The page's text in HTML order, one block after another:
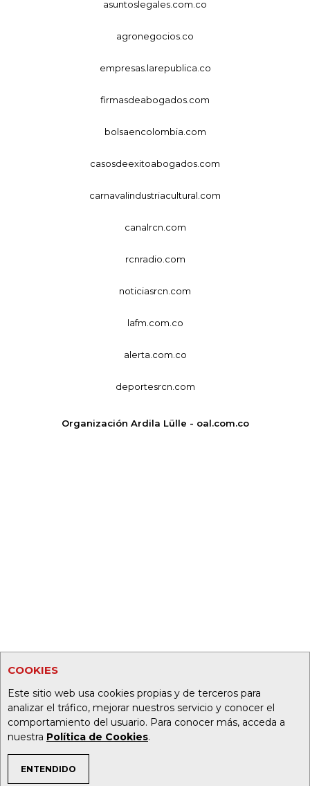
COOKIES
Este sitio web usa cookies propias y de terceros para
analizar el tráfico, mejorar nuestros servicio y conocer el
comportamiento del usuario. Para conocer más, acceda a
nuestra Política de Cookies.
ENTENDIDO
TEMAS DE INTERÉS
asuntoslegales.com.co
agronegocios.co
empresas.larepublica.co
firmasdeabogados.com
bolsaencolombia.com
casosdeexitoabogados.com
carnavalindustriacultural.com
canalrcn.com
rcnradio.com
noticiasrcn.com
lafm.com.co
alerta.com.co
deportesrcn.com
Organización Ardila Lülle - oal.com.co